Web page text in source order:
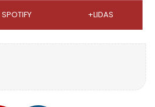
SPOTIFY +LIDAS